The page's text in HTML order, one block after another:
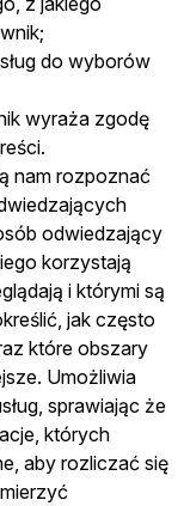
do wyborów
wyraża zgodę
nam rozpoznać
odwiedzający
korzystają
i którymi są
jak często
które obszary
Umożliwia
sprawiając że
których
aby rozliczać się